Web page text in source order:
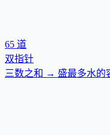
65 道
双指针
三数之和 → 盛最多水的